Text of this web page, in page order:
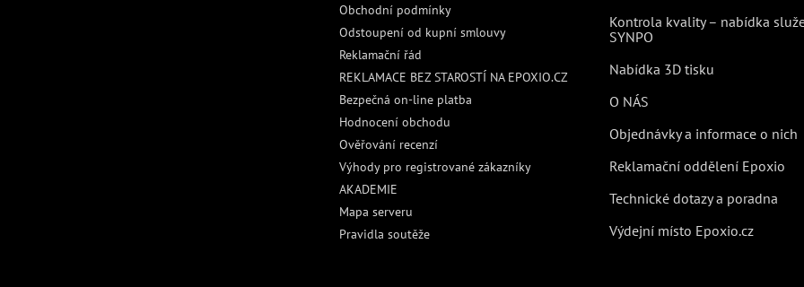
Obchodní podmínky
Odstoupení od kupní smlouvy
Reklamační řád
REKLAMACE BEZ STAROSTÍ NA EPOXIO.CZ
Bezpečná on-line platba
Hodnocení obchodu
Ověřování recenzí
Výhody pro registrované zákazníky
AKADEMIE
Mapa serveru
Pravidla soutěže
Kontrola kvality – nabídka
SYNPO
Nabídka 3D tisku
O NÁS
Objednávky a informace o nich
Reklamační oddělení Epoxio
Technické dotazy a poradna
Výdejní místo Epoxio.cz